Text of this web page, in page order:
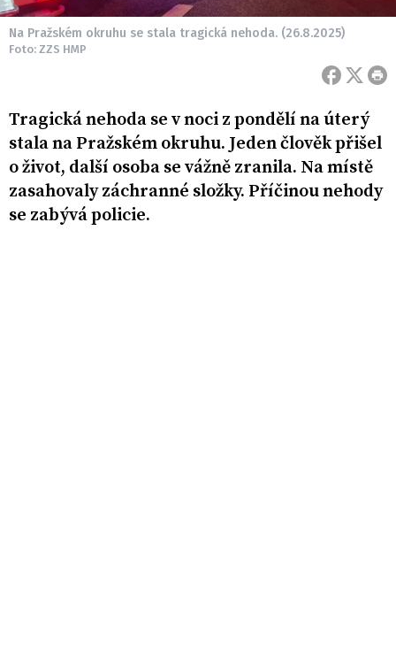
Na Pražském okruhu se stala tragická nehoda. (26.8.2025)
Foto: ZZS HMP
Tragická nehoda se v noci z pondělí na úterý
stala na Pražském okruhu. Jeden člověk přišel
o život, další osoba se vážně zranila. Na místě
zasahovaly záchranné složky. Příčinou nehody
se zabývá policie.